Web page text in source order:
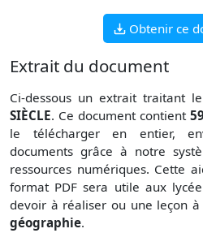
Obtenir ce
Extrait du document
Ci-dessous un extrait traitant
SIÈCLE. Ce document contient
le télécharger en entier,
documents grâce à notre
ressources numériques. Cette
format PDF sera utile aux
devoir à réaliser ou une leçon
géographie.